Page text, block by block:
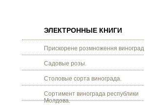
ЭЛЕКТРОННЫЕ КНИГИ
Прискорене розмноження винограду.
Садовые розы.
Столовые сорта винограда.
Сортимент винограда республики
Молдова.